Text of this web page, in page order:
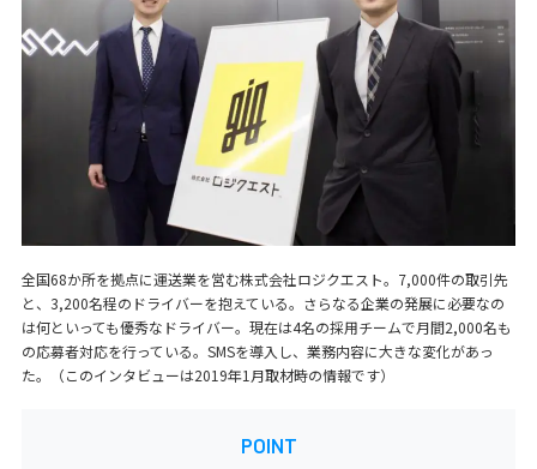
全国68か所を拠点に運送業を営む株式会社ロジクエスト。7,000件の取引先
と、3,200名程のドライバーを抱えている。さらなる企業の発展に必要なの
は何といっても優秀なドライバー。現在は4名の採用チームで月間2,000名も
の応募者対応を行っている。SMSを導入し、業務内容に大きな変化があっ
た。（このインタビューは2019年1月取材時の情報です）
POINT